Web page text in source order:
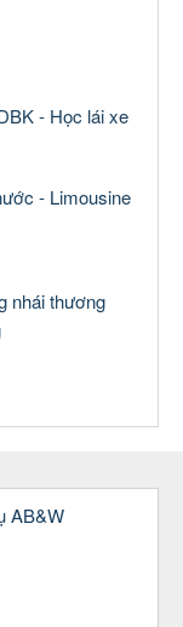
- Học lái xe
- Limousine
nhái thương